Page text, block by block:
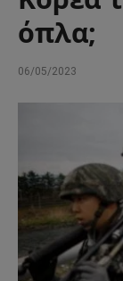
όπλα;
06/05/2023